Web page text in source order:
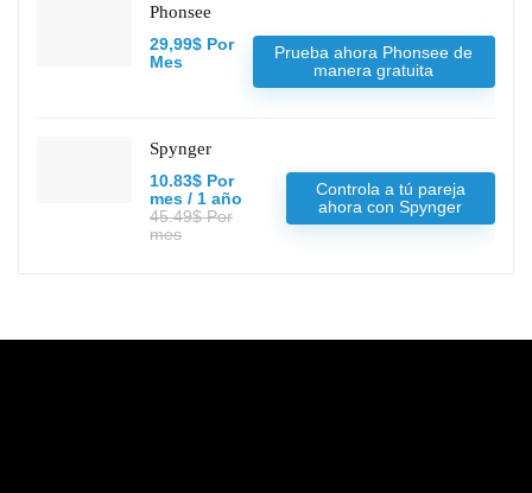
Phonsee
29,99$ Por
Mes
Prueba ahora Phonsee de
manera gratuita
Spynger
10.83$ Por
mes / 1 año
45.49$ Por
mes
Controla a tú pareja
ahora con Spynger